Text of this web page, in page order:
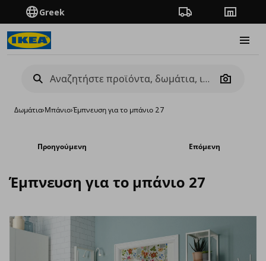
Greek Πορεία παραγγελίας
Camera
Δωμάτια›Μπάνιο›Έμπνευση για το μπάνιο 27
Προηγούμενη Επόμενη
Έμπνευση για το μπάνιο 27